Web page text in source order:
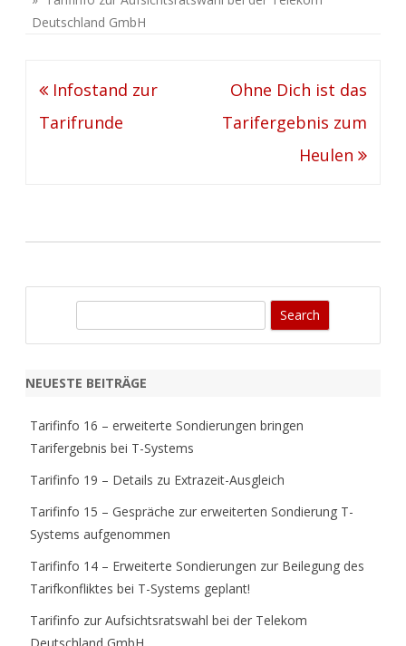
Deutschland GmbH
Beitragsnavigation
Infostand zur
Tarifrunde
Ohne Dich ist das
Tarifergebnis zum
Heulen
r
h
NEUESTE BEITRÄGE
Tarifinfo 16 – erweiterte Sondierungen bringen
Tarifergebnis bei T-Systems
Tarifinfo 19 – Details zu Extrazeit-Ausgleich
Tarifinfo 15 – Gespräche zur erweiterten Sondierung T-
Systems aufgenommen
Tarifinfo 14 – Erweiterte Sondierungen zur Beilegung des
Tarifkonfliktes bei T-Systems geplant!
Tarifinfo zur Aufsichtsratswahl bei der Telekom